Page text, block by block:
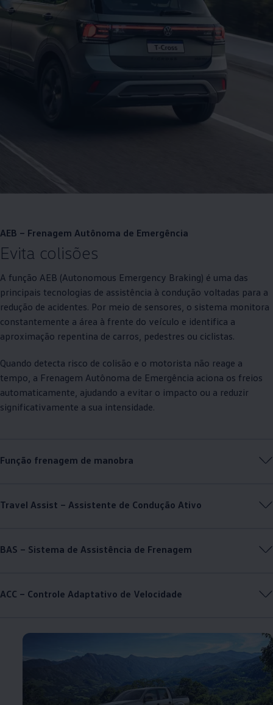
AEB – Frenagem Autônoma de Emergência
Evita colisões
A função AEB (Autonomous Emergency Braking) é uma das
principais tecnologias de assistência à condução voltadas para a
redução de acidentes. Por meio de sensores, o sistema monitora
constantemente a área à frente do veículo e identifica a
aproximação repentina de carros, pedestres ou ciclistas.
Quando detecta risco de colisão e o motorista não reage a
tempo, a Frenagem Autônoma de Emergência aciona os freios
automaticamente, ajudando a evitar o impacto ou a reduzir
significativamente a sua intensidade.
Função frenagem de manobra
Travel Assist – Assistente de Condução Ativo
BAS – Sistema de Assistência de Frenagem
ACC – Controle Adaptativo de Velocidade